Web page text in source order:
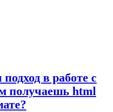
в работе с
получаешь html